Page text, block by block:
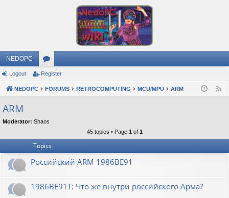
NEDOPC
or
u
s
Logout Register
NEDOPC FORUMS RETROCOMPUTING MCU/MPU ARM
ARM
Moderator: Shaos
45 topics • Page 1 of 1
Topics
Российский ARM 1986ВЕ91
1986ВЕ91Т: Что же внутри российского Арма?